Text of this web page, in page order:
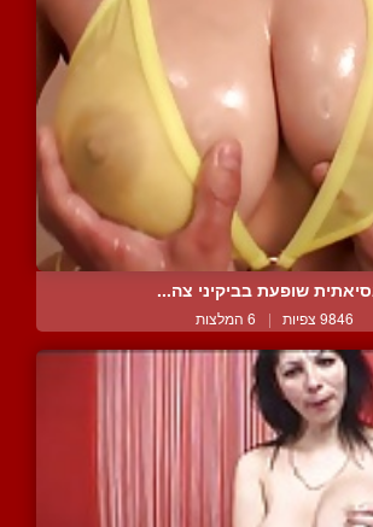
שופעת בביקיני צה...
9846 צפיות | 6 המלצות